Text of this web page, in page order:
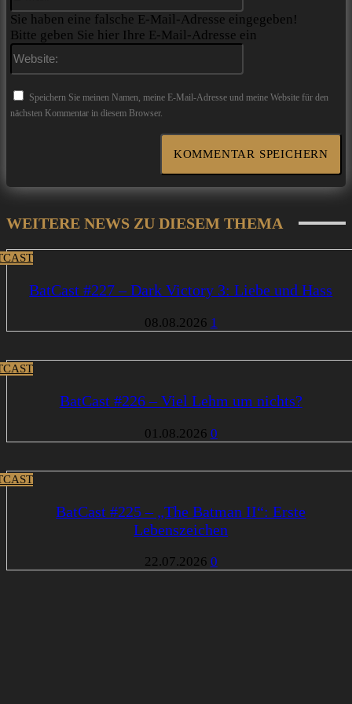
Sie haben eine falsche E-Mail-Adresse eingegeben!
Bitte geben Sie hier Ihre E-Mail-Adresse ein
Speichern Sie meinen Namen, meine E-Mail-Adresse und meine Website für den
nächsten Kommentar in diesem Browser.
WEITERE NEWS ZU DIESEM THEMA
BatCast #227 – Dark Victory 3: Liebe und Hass
08.08.2026 1
BatCast #226 – Viel Lehm um nichts?
01.08.2026 0
BatCast #225 – „The Batman II“: Erste
Lebenszeichen
22.07.2026 0